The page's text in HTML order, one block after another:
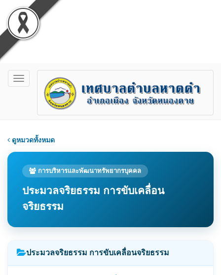
Toggle
navigation
ดูหมวดทั้งหมด
การบริหารและพัฒนาทรัพยากรบุคคล
ประมวลจริยธรรม การขับเคลื่อน
จริยธรรม
ประมวลจริยธรรม การขับเคลื่อนจริยธรรม